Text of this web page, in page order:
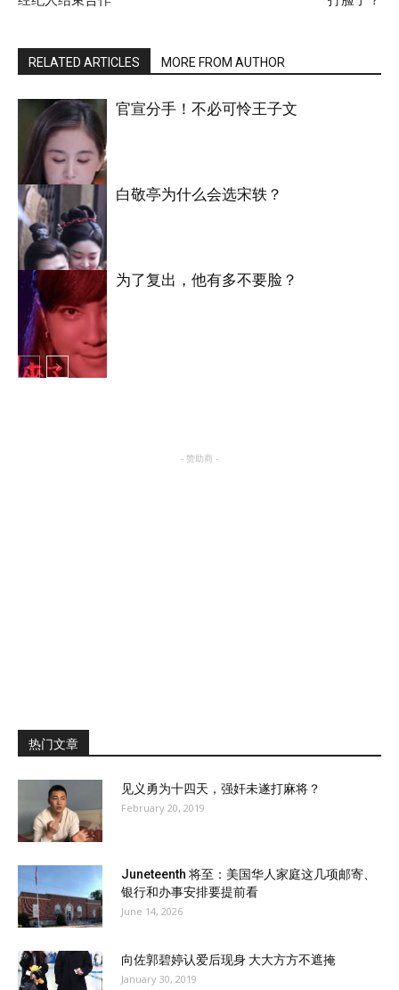
RELATED ARTICLES MORE FROM AUTHOR
明星八卦
官宣分手！不必可怜王子文
明星八卦
白敬亭为什么会选宋轶？
为了复出，他有多不要脸？
- 赞助商 -
热门文章
见义勇为十四天，强奸未遂打麻将？
February 20, 2019
Juneteenth 将至：美国华人家庭这几项邮寄、
银行和办事安排要提前看
June 14, 2026
向佐郭碧婷认爱后现身 大大方方不遮掩
January 30, 2019